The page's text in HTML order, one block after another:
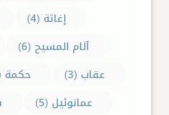
إغاثة (4)
آلام المسيح (6)
عقاب (3) حكمة
عمانوئيل (5)